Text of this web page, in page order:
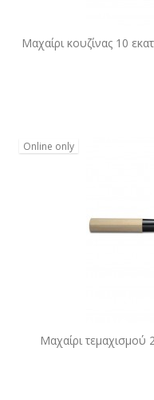
Μαχαίρι κουζίνας 10
Online only
Μαχαίρι τεμαχισμού